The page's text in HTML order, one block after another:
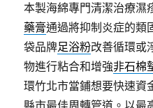
本製海綿專門清潔治療濕
藥膏通過將抑制炎症的類
袋品牌足浴粉改善循環或
物進行粘合和增強非石棉
環竹北市當鋪想要快速資
縣市最佳周轉管道。以最